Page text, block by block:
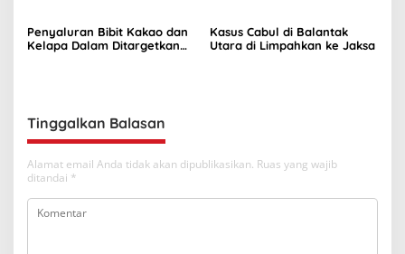
Penyaluran Bibit Kakao dan
Kelapa Dalam Ditargetkan
Kasus Cabul di Balantak
Utara di Limpahkan ke Jaksa
Tinggalkan Balasan
Alamat email Anda tidak akan dipublikasikan. Ruas yang wajib
ditandai *